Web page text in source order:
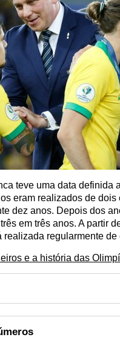
teve uma data definida
eram realizados de
dez anos. Depois dos
em três anos. A partir
realizada regularmente de
e a história das